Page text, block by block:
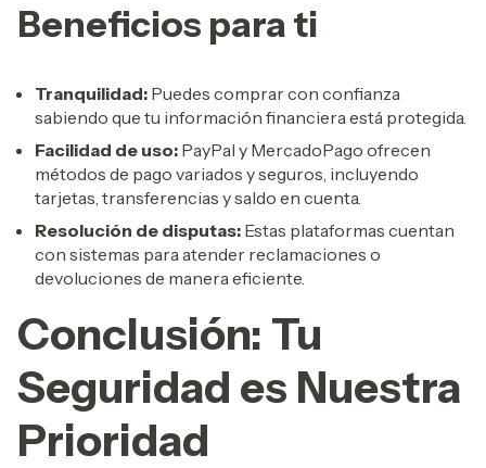
Beneficios para ti
Tranquilidad: Puedes comprar con confianza
sabiendo que tu información financiera está protegida.
Facilidad de uso: PayPal y MercadoPago ofrecen
métodos de pago variados y seguros, incluyendo
tarjetas, transferencias y saldo en cuenta.
Resolución de disputas: Estas plataformas cuentan
con sistemas para atender reclamaciones o
devoluciones de manera eficiente.
Conclusión: Tu
Seguridad es Nuestra
Prioridad